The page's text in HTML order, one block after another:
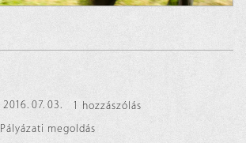
2016. 07. 03.
1 hozzászólás
Pályázati megoldás